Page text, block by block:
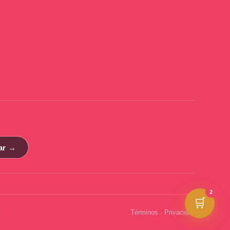
→
Términos · Privacidad
🛒
2